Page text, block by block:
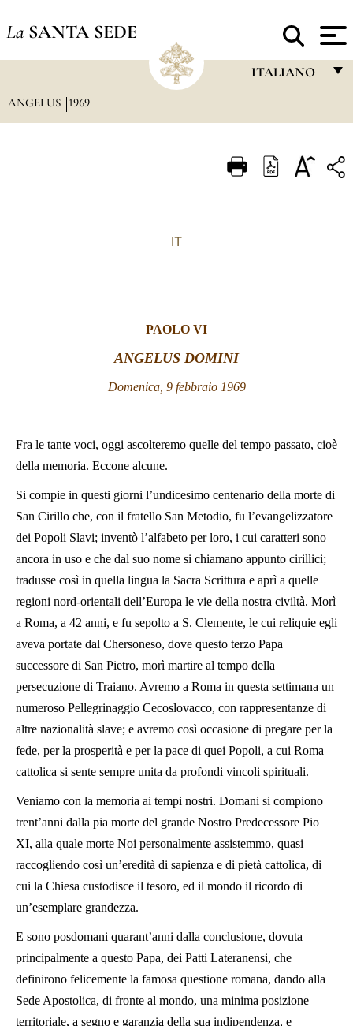
La SANTA SEDE
ITALIANO
ITALIANO
ANGELUS 1969
IT
PAOLO VI
ANGELUS DOMINI
Domenica, 9 febbraio 1969
Fra le tante voci, oggi ascolteremo quelle del tempo passato, cioè
della memoria. Eccone alcune.
Si compie in questi giorni l’undicesimo centenario della morte di
San Cirillo che, con il fratello San Metodio, fu l’evangelizzatore
dei Popoli Slavi; inventò l’alfabeto per loro, i cui caratteri sono
ancora in uso e che dal suo nome si chiamano appunto cirillici;
tradusse così in quella lingua la Sacra Scrittura e aprì a quelle
regioni nord-orientali dell’Europa le vie della nostra civiltà. Morì
a Roma, a 42 anni, e fu sepolto a S. Clemente, le cui reliquie egli
aveva portate dal Chersoneso, dove questo terzo Papa
successore di San Pietro, morì martire al tempo della
persecuzione di Traiano. Avremo a Roma in questa settimana un
numeroso Pellegrinaggio Cecoslovacco, con rappresentanze di
altre nazionalità slave; e avremo così occasione di pregare per la
fede, per la prosperità e per la pace di quei Popoli, a cui Roma
cattolica si sente sempre unita da profondi vincoli spirituali.
Veniamo con la memoria ai tempi nostri. Domani si compiono
trent’anni dalla pia morte del grande Nostro Predecessore Pio
XI, alla quale morte Noi personalmente assistemmo, quasi
raccogliendo così un’eredità di sapienza e di pietà cattolica, di
cui la Chiesa custodisce il tesoro, ed il mondo il ricordo di
un’esemplare grandezza.
E sono posdomani quarant’anni dalla conclusione, dovuta
principalmente a questo Papa, dei Patti Lateranensi, che
definirono felicemente la famosa questione romana, dando alla
Sede Apostolica, di fronte al mondo, una minima posizione
territoriale, a segno e garanzia della sua indipendenza, e